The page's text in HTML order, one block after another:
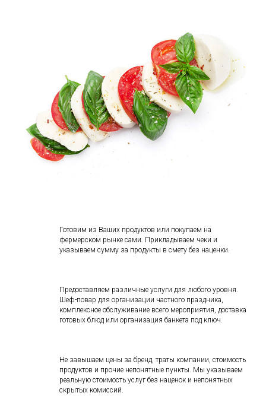
Готовим из Ваших продуктов или покупаем на
фермерском рынке сами. Прикладываем чеки и
указываем сумму за продукты в смету без наценки.
Предоставляем различные услуги для любого уровня.
Шеф-повар для организации частного праздника,
комплексное обслуживание всего мероприятия, доставка
готовых блюд или организация банкета под ключ.
Не завышаем цены за бренд, траты компании, стоимость
продуктов и прочие непонятные пункты. Мы указываем
реальную стоимость услуг без наценок и непонятных
скрытых комиссий.